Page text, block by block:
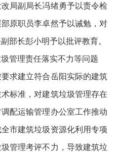
局副局长冯绪勇予以责令检
原职员李卓然予以诫勉，对
部长彭小明予以批评教育。
理责任落实不力等问题
建立符合岳阳实际的建筑
标准，对建筑垃圾管理存在
配运输管理办公室工作推动
市建筑垃圾资源化利用专项
管理考评不力，导致建筑垃